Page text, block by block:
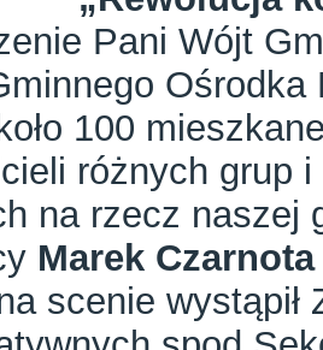
Pani Wójt
100
różnych grup
na rzecz naszej
Marek Czarnota
scenie wystąpił